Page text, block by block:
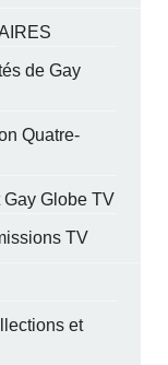
de Gay
Quatre-
Globe TV
TV
et